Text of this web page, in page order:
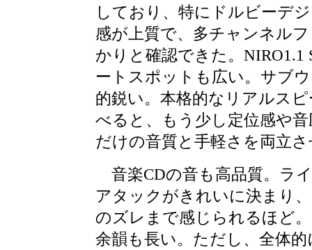
しており、特にドルビーデ
感が上質で、多チャンネル
かりと確認できた。NIRO1.1
ートスポットも広い。サブ
的鋭い。本格的なリアルス
べると、もう少し定位感や
だけの音質と手軽さを両立
音楽CDの音も高品質。ラ
アタックがきれいに決まり
のズレまで感じられるほど
余韻も長い。ただし、全体